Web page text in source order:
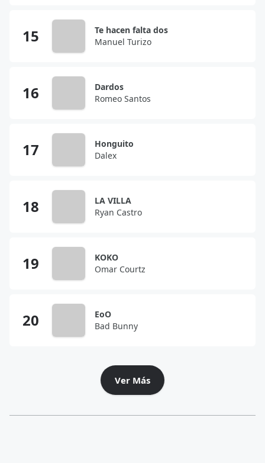
Te hacen falta dos
Manuel Turizo
Dardos
Romeo Santos
Honguito
Dalex
LA VILLA
Ryan Castro
KOKO
Omar Courtz
EoO
Bad Bunny
Ver Más